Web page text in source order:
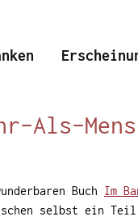
Als-
Buch Im
selbst ein Teil